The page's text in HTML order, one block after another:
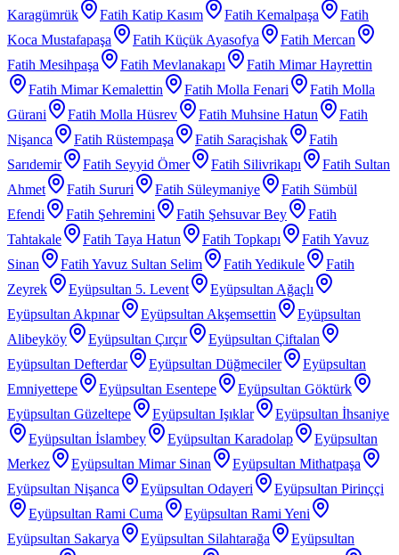
Karagümrük Fatih Katip Kasım Fatih Kemalpaşa
Fatih
Koca Mustafapaşa
Fatih Küçük Ayasofya
Fatih Mercan
Fatih Mesihpaşa
Fatih Mevlanakapı
Fatih Mimar Hayrettin
Fatih Mimar Kemalettin
Fatih Molla Fenari
Fatih Molla
Gürani
Fatih Molla Hüsrev Fatih Muhsine Hatun
Fatih
Nişanca
Fatih Rüstempaşa Fatih Saraçishak
Fatih
Sarıdemir
Fatih Seyyid Ömer Fatih Silivrikapı
Fatih Sultan
Ahmet
Fatih Sururi Fatih Süleymaniye
Fatih Sümbül
Efendi
Fatih Şehremini Fatih Şehsuvar Bey
Fatih
Tahtakale
Fatih Taya Hatun Fatih Topkapı
Fatih Yavuz
Sinan
Fatih Yavuz Sultan Selim Fatih Yedikule
Fatih
Zeyrek
Eyüpsultan 5. Levent
Eyüpsultan Ağaçlı
Eyüpsultan Akpınar
Eyüpsultan Akşemsettin
Eyüpsultan
Alibeyköy
Eyüpsultan Çırçır
Eyüpsultan Çiftalan
Eyüpsultan Defterdar
Eyüpsultan Düğmeciler
Eyüpsultan
Emniyettepe
Eyüpsultan Esentepe
Eyüpsultan Göktürk
Eyüpsultan Güzeltepe
Eyüpsultan Işıklar
Eyüpsultan İhsaniye
Eyüpsultan İslambey
Eyüpsultan Karadolap
Eyüpsultan
Merkez
Eyüpsultan Mimar Sinan
Eyüpsultan Mithatpaşa
Eyüpsultan Nişanca
Eyüpsultan Odayeri
Eyüpsultan Pirinççi
Eyüpsultan Rami Cuma
Eyüpsultan Rami Yeni
Eyüpsultan Sakarya
Eyüpsultan Silahtarağa
Eyüpsultan